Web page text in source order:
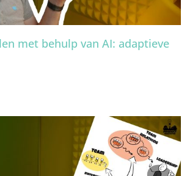
met behulp van AI: adaptieve